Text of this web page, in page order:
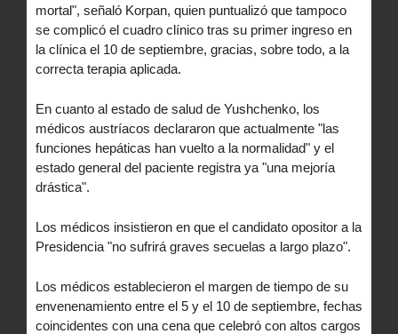
mortal", señaló Korpan, quien puntualizó que tampoco
se complicó el cuadro clínico tras su primer ingreso en
la clínica el 10 de septiembre, gracias, sobre todo, a la
correcta terapia aplicada.
En cuanto al estado de salud de Yushchenko, los
médicos austríacos declararon que actualmente "las
funciones hepáticas han vuelto a la normalidad" y el
estado general del paciente registra ya "una mejoría
drástica".
Los médicos insistieron en que el candidato opositor a la
Presidencia "no sufrirá graves secuelas a largo plazo".
Los médicos establecieron el margen de tiempo de su
envenenamiento entre el 5 y el 10 de septiembre, fechas
coincidentes con una cena que celebró con altos cargos